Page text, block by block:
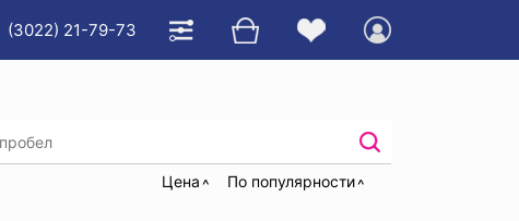
(3022) 21-79-73
Маски полнолицевые байонетные
Цена По популярности